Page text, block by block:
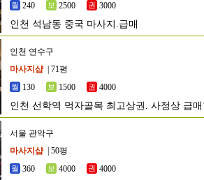
240
2500 3000
인천 석남동 중국 마사지.급매
인천 연수구
마사지샵
| 71평
130
1500 4000
인천 선학역 먹자골목 최고상권. 사정상 급
서울 관악구
마사지샵
| 50평
360
4000 4000